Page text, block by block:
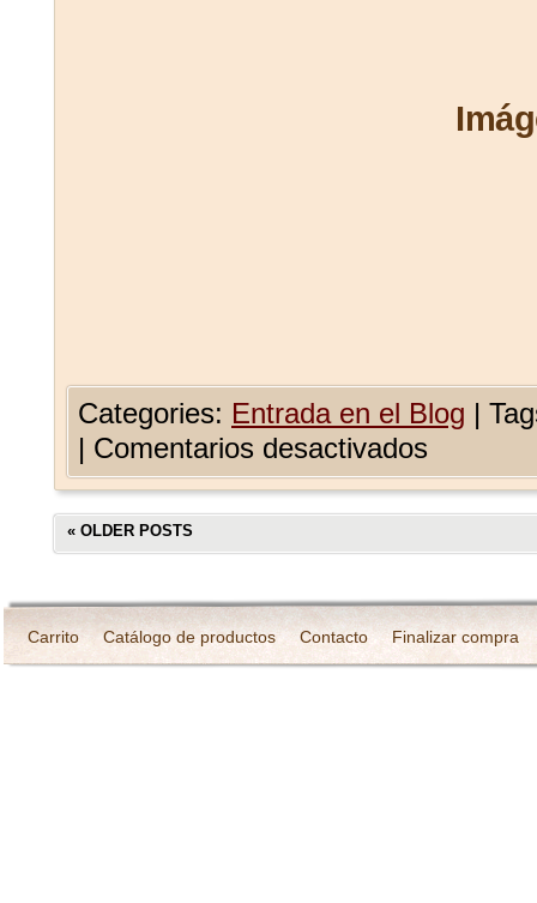
Categories: Entrada en el Blog |
| Comentarios desactivados
« OLDER POSTS
Carrito Catálogo de productos Contacto Finalizar compra